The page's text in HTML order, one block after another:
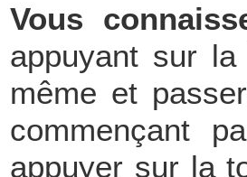
Vous
appuyant sur
même et
commençant
appuyer sur la